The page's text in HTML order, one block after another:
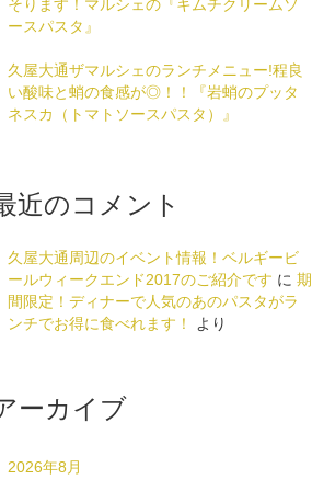
そります！マルシェの『キムチクリームソ
ースパスタ』
久屋大通ザマルシェのランチメニュー!程良
い酸味と蛸の食感が◎！！『岩蛸のプッタ
ネスカ（トマトソースパスタ）』
近のコメント
久屋大通周辺のイベント情報！ベルギービ
ールウィークエンド2017のご紹介です に期
間限定！ディナーで人気のあのパスタがラ
ンチでお得に食べれます！
より
ーカイブ
2026年8月